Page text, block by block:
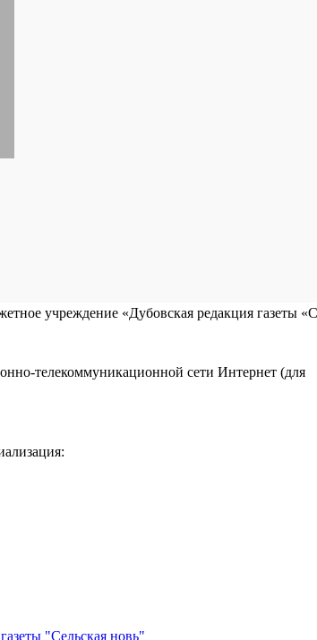
учреждение «Дубовская редакция газеты
телекоммуникационной сети Интернет (для
"Сельская новь"